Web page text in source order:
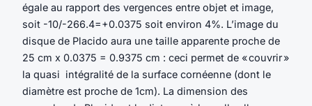
égale au rapport des vergences entre objet et image,
soit -10/-266.4=+0.0375 soit environ 4%. L’image du
disque de Placido aura une taille apparente proche de
25 cm x 0.0375 = 0.9375 cm : ceci permet de « couvrir »
la quasi intégralité de la surface cornéenne (dont le
diamètre est proche de 1cm). La dimension des